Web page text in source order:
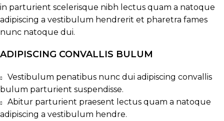
in parturient scelerisque nibh lectus quam a natoque
adipiscing a vestibulum hendrerit et pharetra fames
nunc natoque dui.
ADIPISCING CONVALLIS BULUM
Vestibulum penatibus nunc dui adipiscing convallis
bulum parturient suspendisse.
Abitur parturient praesent lectus quam a natoque
adipiscing a vestibulum hendre.